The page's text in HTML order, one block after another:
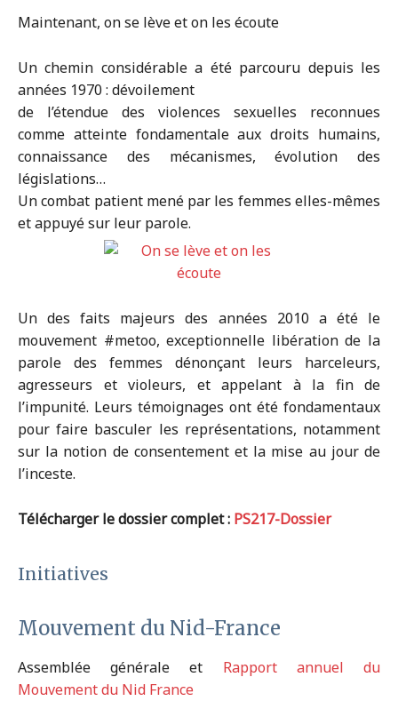
Maintenant, on se lève et on les écoute
Un chemin considérable a été parcouru depuis les
années 1970 : dévoilement
de l’étendue des violences sexuelles reconnues
comme atteinte fondamentale aux droits humains,
connaissance des mécanismes, évolution des
législations…
Un combat patient mené par les femmes elles-mêmes
et appuyé sur leur parole.
Un des faits majeurs des années 2010 a été le
mouvement #metoo, exceptionnelle libération de la
parole des femmes dénonçant leurs harceleurs,
agresseurs et violeurs, et appelant à la fin de
l’impunité. Leurs témoignages ont été fondamentaux
pour faire basculer les représentations, notamment
sur la notion de consentement et la mise au jour de
l’inceste.
Télécharger le dossier complet : PS217-Dossier
Initiatives
Mouvement du Nid-France
Assemblée générale et Rapport annuel du
Mouvement du Nid France